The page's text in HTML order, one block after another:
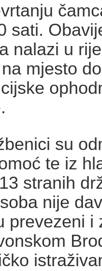
sati.
nalazi u
mjesto
su
te iz
stranih
nije
prevezeni i